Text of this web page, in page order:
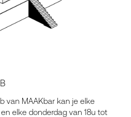
van MAAKbar kan je elke
elke donderdag van 18u tot